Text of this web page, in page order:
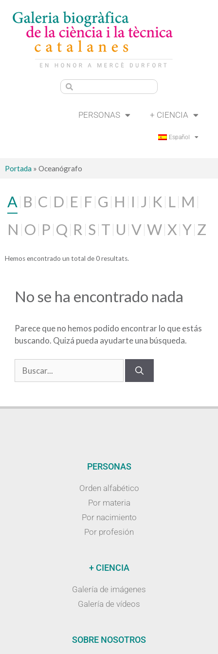
PERSONAS + CIENCIA
Español
Portada » Oceanógrafo
A B C D E F G H I J K L M
N O P Q R S T U V W X Y Z
Hemos encontrado un total de 0 resultats.
No se ha encontrado nada
Parece que no hemos podido encontrar lo que estás
buscando. Quizá pueda ayudarte una búsqueda.
PERSONAS
Orden alfabético
Por materia
Por nacimiento
Por profesión
+ CIENCIA
Galería de imágenes
Galería de vídeos
SOBRE NOSOTROS